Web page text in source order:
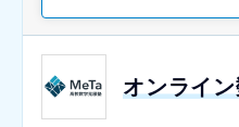
オンライ